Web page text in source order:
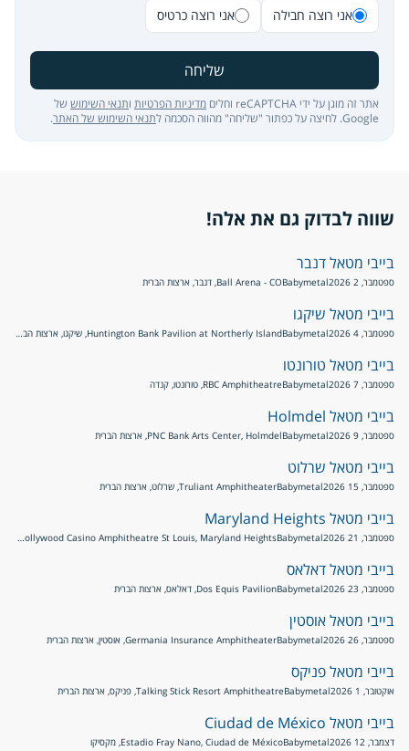
אני רוצה חבילה
אני רוצה כרטיס
שליחה
אתר זה מוגן על ידי reCAPTCHA וחלים מדיניות הפרטיות ותנאי השימוש של
Google. לחיצה על כפתור "שליחה" מהווה הסכמה ל
תנאי השימוש של האתר.
שווה לבדוק גם את אלה!
בייבי מטאל דנבר
ספטמבר, 2 2026 BabymetalBall Arena - CO, דנבר, ארצות הברית
בייבי מטאל שיקגו
ספטמבר, 4 2026 Babymetal Huntington Bank Pavilion at Northerly Island, שיקגו, ארצות הברית
בייבי מטאל טורונטו
ספטמבר, 7 2026 BabymetalRBC Amphitheatre, טורונטו, קנדה
בייבי מטאל Holmdel
ספטמבר, 9 2026 BabymetalPNC Bank Arts Center, Holmdel, ארצות הברית
בייבי מטאל שרלוט
ספטמבר, 15 2026 BabymetalTruliant Amphitheater, שרלוט, ארצות הברית
בייבי מטאל Maryland Heights
ספטמבר, 21 2026 Babymetal Hollywood Casino Amphitheatre St Louis, Maryland Heights, ארצות הברית
בייבי מטאל דאלאס
ספטמבר, 23 2026 BabymetalDos Equis Pavilion, דאלאס, ארצות הברית
בייבי מטאל אוסטין
ספטמבר, 26 2026 BabymetalGermania Insurance Amphitheater, אוסטין, ארצות הברית
בייבי מטאל פניקס
אוקטובר, 1 2026 BabymetalTalking Stick Resort Amphitheatre, פניקס, ארצות הברית
בייבי מטאל Ciudad de México
דצמבר, 12 2026 BabymetalEstadio Fray Nano, Ciudad de México, מקסיקו